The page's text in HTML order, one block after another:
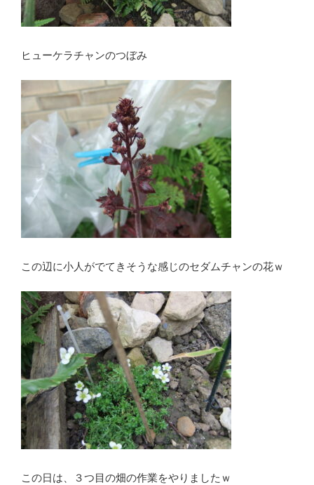
ヒューケラチャンのつぼみ
この辺に小人がでてきそうな感じのセダムチャンの花ｗ
この日は、３つ目の畑の作業をやりましたｗ